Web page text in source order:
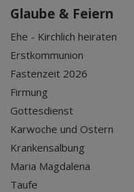
Glaube & Feiern
Ehe - Kirchlich heiraten
Erstkommunion
Fastenzeit 2026
Firmung
Gottesdienst
Karwoche und Ostern
Krankensalbung
Maria Magdalena
Taufe